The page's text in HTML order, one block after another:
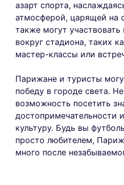
азарт спорта,
атмосферой, царящей на
также могут
вокруг стадиона, таких
мастер-классы или
Парижане и туристы
победу в городе света.
возможность посетить
достопримечательности
культуру. Будь вы
просто любителем,
много после